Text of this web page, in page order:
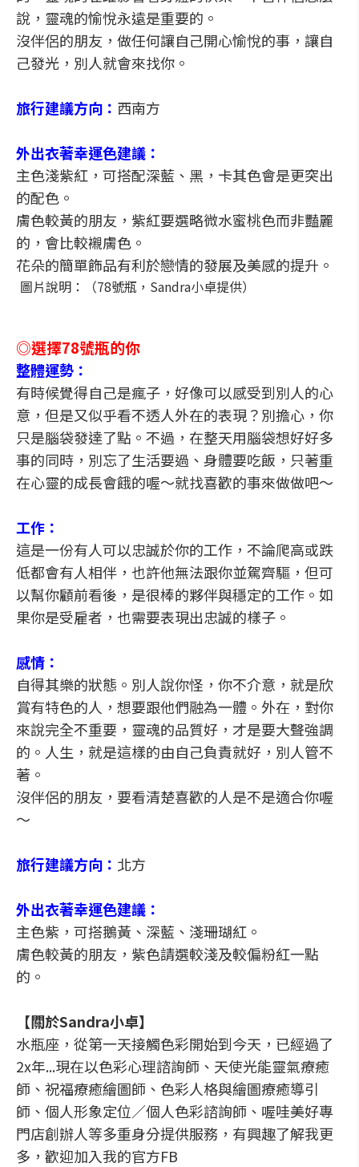
說，靈魂的愉悅永遠是重要的。
沒伴侶的朋友，做任何讓自己開心愉悅的事，讓自
己發光，別人就會來找你。
旅行建議方向： 西南方
外出衣著幸運色建議：
主色淺紫紅，可搭配深藍、黑，卡其色會是更突出
的配色。
膚色較黃的朋友，紫紅要選略微水蜜桃色而非豔麗
的，會比較襯膚色。
花朵的簡單飾品有利於戀情的發展及美感的提升。
圖片說明：（78號瓶，Sandra小卓提供）
◎選擇78號瓶的你
整體運勢：
有時候覺得自己是瘋子，好像可以感受到別人的心
意，但是又似乎看不透人外在的表現？別擔心，你
只是腦袋發達了點。不過，在整天用腦袋想好好多
事的同時，別忘了生活要過、身體要吃飯，只著重
在心靈的成長會餓的喔～就找喜歡的事來做做吧～
工作：
這是一份有人可以忠誠於你的工作，不論爬高或跌
低都會有人相伴，也許他無法跟你並駕齊驅，但可
以幫你顧前看後，是很棒的夥伴與穩定的工作。如
果你是受雇者，也需要表現出忠誠的樣子。
感情：
自得其樂的狀態。別人說你怪，你不介意，就是欣
賞有特色的人，想要跟他們融為一體。外在，對你
來說完全不重要，靈魂的品質好，才是要大聲強調
的。人生，就是這樣的由自己負責就好，別人管不
著。
沒伴侶的朋友，要看清楚喜歡的人是不是適合你喔
～
旅行建議方向： 北方
外出衣著幸運色建議：
主色紫，可搭鵝黃、深藍、淺珊瑚紅。
膚色較黃的朋友，紫色請選較淺及較偏粉紅一點
的。
【關於Sandra小卓】
水瓶座，從第一天接觸色彩開始到今天，已經過了
2x年...現在以色彩心理諮詢師、天使光能靈氣療癒
師、祝福療癒繪圖師、色彩人格與繪圖療癒導引
師、個人形象定位／個人色彩諮詢師、喔哇美好專
門店創辦人等多重身分提供服務，有興趣了解我更
多，歡迎加入我的官方FB